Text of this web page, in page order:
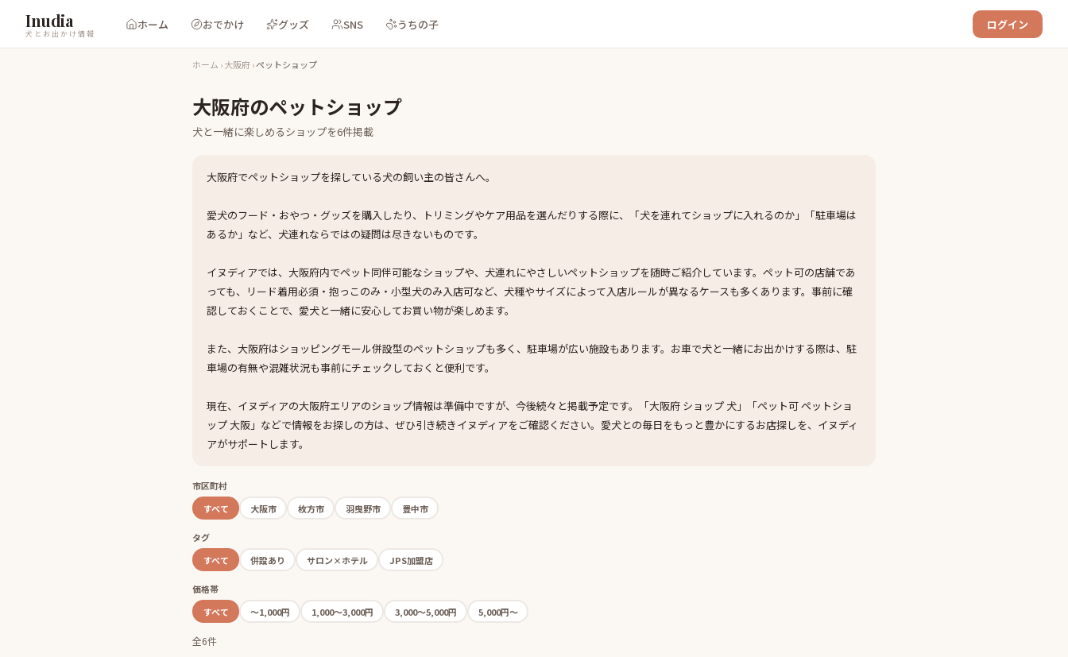
Inudia
犬とお出かけ情報
ホーム おでかけ グッズ SNS うちの子 ログイン
ホーム ›大阪府›ペットショップ
大阪府のペットショップ
犬と一緒に楽しめるショップを6件掲載
大阪府でペットショップを探している犬の飼い主の皆さんへ。
愛犬のフード・おやつ・グッズを購入したり、トリミングやケア用品を選んだりする際に、「犬を連れてショップに入れるのか」「駐車場は
あるか」など、犬連れならではの疑問は尽きないものです。
イヌディアでは、大阪府内でペット同伴可能なショップや、犬連れにやさしいペットショップを随時ご紹介しています。ペット可の店舗であ
っても、リード着用必須・抱っこのみ・小型犬のみ入店可など、犬種やサイズによって入店ルールが異なるケースも多くあります。事前に確
認しておくことで、愛犬と一緒に安心してお買い物が楽しめます。
また、大阪府はショッピングモール併設型のペットショップも多く、駐車場が広い施設もあります。お車で犬と一緒にお出かけする際は、駐
車場の有無や混雑状況も事前にチェックしておくと便利です。
現在、イヌディアの大阪府エリアのショップ情報は準備中ですが、今後続々と掲載予定です。「大阪府 ショップ 犬」「ペット可 ペットショ
ップ 大阪」などで情報をお探しの方は、ぜひ引き続きイヌディアをご確認ください。愛犬との毎日をもっと豊かにするお店探しを、イヌディ
アがサポートします。
市区町村
すべて
大阪市 枚方市 羽曳野市 豊中市
タグ
すべて
併設あり サロン×ホテル JPS加盟店
価格帯
すべて
〜1,000円 1,000〜3,000円 3,000〜5,000円 5,000円〜
全6件